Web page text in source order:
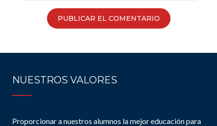
NUESTROS VALORES
Proporcionar a nuestros alumnos la mejor educación para